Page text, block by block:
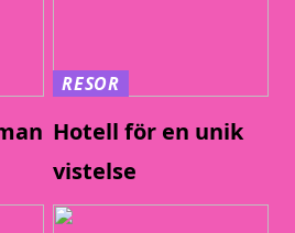
RESOR
Hotell för en unik
vistelse